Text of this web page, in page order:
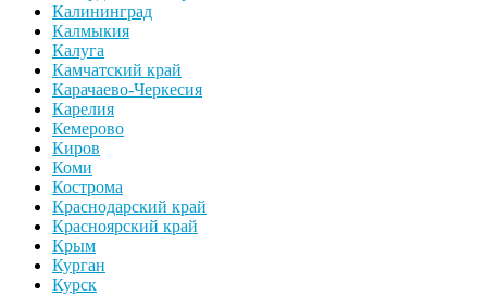
Калининград
Калмыкия
Калуга
Камчатский край
Карачаево-Черкесия
Карелия
Кемерово
Киров
Коми
Кострома
Краснодарский край
Красноярский край
Крым
Курган
Курск